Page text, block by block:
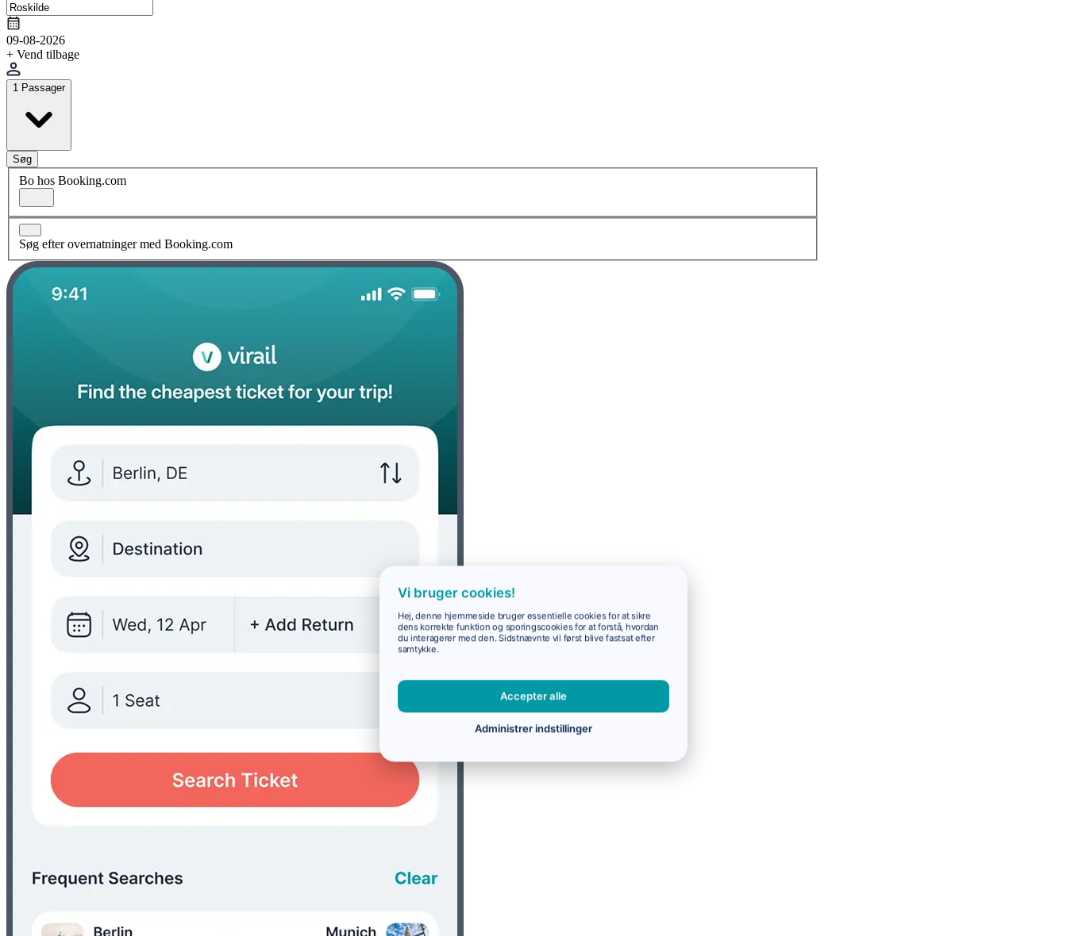
09-08-2026
+ Vend tilbage
1 Passager
Søg
Bo hos Booking.com
Søg efter overnatninger med Booking.com
Vi bruger cookies!
Hej, denne hjemmeside bruger essentielle cookies for at sikre
dens korrekte funktion og sporingscookies for at forstå, hvordan
du interagerer med den. Sidstnævnte vil først blive fastsat efter
samtykke.
Accepter alle
Administrer indstillinger